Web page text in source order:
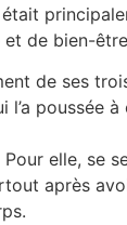
de bien-
de ses
poussée
elle, se
après